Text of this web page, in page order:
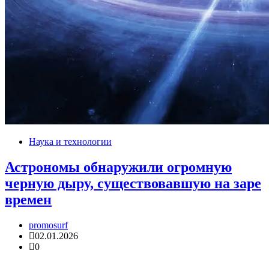
Наука и технологии
Астрономы обнаружили огромную
черную дыру, существовавшую на заре
времен
promosurf
02.01.2026
0